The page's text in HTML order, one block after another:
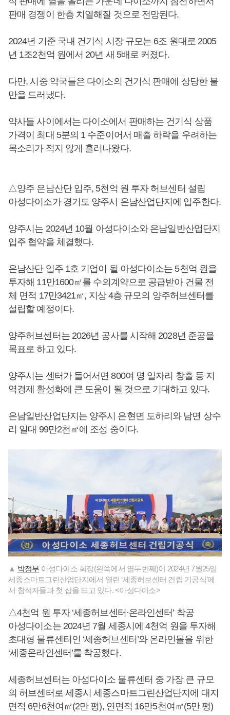
판매 경쟁이 한층 치열해질 것으로 전망된다.
2024년 기준 국내 건기식 시장 규모는 6조 원대로 2005
년 1조2천억 원에서 20년 새 5배로 커졌다.
다만, 시중 약국들은 다이소의 건기식 판매에 상당한 불
만을 드러냈다.
약사들 사이에서는 다이소에서 판매하는 건기식 상품
가격이 최대 5분의 1 수준이어서 매출 하락을 우려하는
목소리가 적지 않게 흘러나왔다.
△양주 은남산단 입주, 5천억 원 투자 허브센터 설립
아성다이소가 경기도 양주시 은남산업단지에 입주한다.
양주시는 2024년 10월 아성다이소와 은남일반산업단지
입주 협약을 체결했다.
은남산단 입주 1호 기업이 될 아성다이소는 5천억 원을
투자해 11만1600㎡를 수의계약으로 공급받아 건물 전
체 면적 17만3421㎡, 지상 4층 규모의 양주허브센터를
설립할 예정이다.
양주허브센터는 2026년 공사를 시작해 2028년 준공을
목표로 하고 있다.
양주시는 센터가 들어서면 800여 명 일자리 창출 등 지
역경제 활성화에 큰 도움이 될 것으로 기대하고 있다.
은남일반산업단지는 양주시 은현면 도하리와 남면 상수
리 일대 99만2천㎡에 조성 중이다.
▲ 박정부 아성다이소 회장(왼쪽에서 열두번째)이 2024년 7월25일
세종스마트그린산업단지에서 열린 ‘세종허브센터 건립 기공식’에
서 참석자들과 첫 삽을 뜨고 있다. <아성다이소>
△4천억 원 투자 ‘세종허브센터·온라인센터’ 착공
아성다이소는 2024년 7월 세종시에 4천억 원을 투자해
초대형 물류센터인 ‘세종허브센터’와 온라인몰을 위한
‘세종온라인센터’를 착공했다.
세종허브센터는 아성다이소 물류센터 중 가장 큰 규모
의 허브센터로 세종시 세종스마트그린산업단지에 대지
면적 6만6천여㎡(2만 평), 연면적 16만5천여㎡(5만 평)